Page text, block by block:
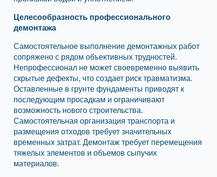
Целесообразность профессионального
демонтажа
Самостоятельное выполнение демонтажных работ
сопряжено с рядом объективных трудностей.
Непрофессионал не может своевременно выявить
скрытые дефекты, что создает риск травматизма.
Оставленные в грунте фундаменты приводят к
последующим просадкам и ограничивают
возможность нового строительства.
Самостоятельная организация транспорта и
размещения отходов требует значительных
временных затрат. Демонтаж требует перемещения
тяжелых элементов и объемов сыпучих
материалов.